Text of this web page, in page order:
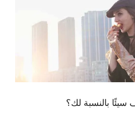
سيئًا بالنسبة لك؟